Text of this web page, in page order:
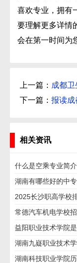
喜欢专业，拥有
要理解更多详情
会在第一时间为
上一篇： 成都
下一篇： 报读成
相关资讯
什么是空乘专业简
湖南有哪些好的中
2025长沙职高学校
常德汽车机电学校
益阳职业技术学院
湖南九嶷职业技术
湖南科技职业学院